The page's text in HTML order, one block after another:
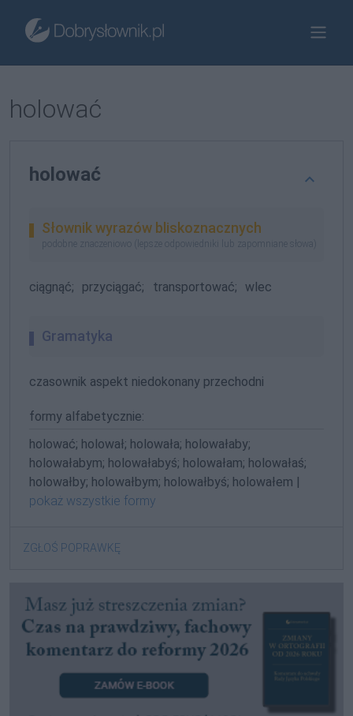
holować
holować
Słownik wyrazów bliskoznacznych
podobne znaczeniowo (lepsze odpowiedniki lub zapomniane słowa)
ciągnąć; przyciągać; transportować; wlec
Gramatyka
czasownik aspekt niedokonany przechodni
formy alfabetycznie:
holować; holował; holowała; holowałaby;
holowałabym; holowałabyś; holowałam; holowałaś;
holowałby; holowałbym; holowałbyś; holowałem |
pokaż wszystkie formy
ZGŁOŚ POPRAWKĘ